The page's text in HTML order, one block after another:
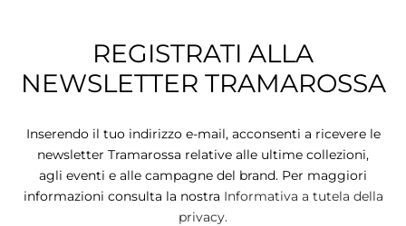
REGISTRATI ALLA
NEWSLETTER TRAMAROSSA
Inserendo il tuo indirizzo e-mail, acconsenti a ricevere le
newsletter Tramarossa relative alle ultime collezioni,
agli eventi e alle campagne del brand. Per maggiori
informazioni consulta la nostra Informativa a tutela della
privacy.